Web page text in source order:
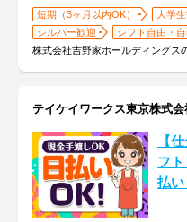
短期（3ヶ月以内OK） 大学
シルバー歓迎
シフト自由・
株式会社吉野家ホールディングス
テイケイワークス東京株式
【
フ
払い